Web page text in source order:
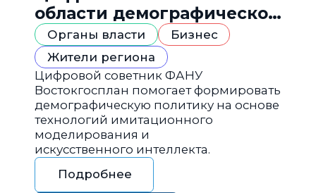
области демографической
политики
Органы власти
Бизнес
Жители региона
Цифровой советник ФАНУ
Востокгосплан помогает формировать
демографическую политику на основе
технологий имитационного
моделирования и
искусственного интеллекта.
Подробнее